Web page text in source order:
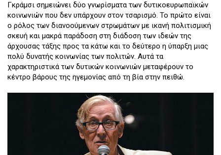
Γκράμσι σημειώνει δύο γνωρίσματα των δυτικοευρωπαϊκών
κοινωνιών που δεν υπάρχουν στον τσαρισμό. Το πρώτο είναι
ο ρόλος των διανοούμενων στρωμάτων με ικανή πολιτισμική
σκευή και μακρά παράδοση στη διάδοση των ιδεών της
άρχουσας τάξης προς τα κάτω και το δεύτερο η ύπαρξη μιας
πολύ δυνατής κοινωνίας των πολιτών. Αυτά τα
χαρακτηριστικά των δυτικών κοινωνιών μεταφέρουν το
κέντρο βάρους της ηγεμονίας από τη βία στην πειθώ.